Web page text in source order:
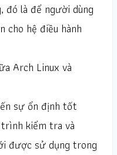
đó là để người dùng
cho hệ điều hành
Arch Linux và
sự ổn định tốt
kiểm tra và
được sử dụng trong